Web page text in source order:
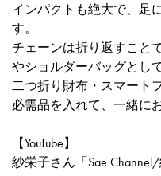
インパクトも絶大で、足
す。
チェーンは折り返すこと
やショルダーバッグとし
二つ折り財布・スマート
必需品を入れて、一緒に
【YouTube】
紗栄子さん「Sae